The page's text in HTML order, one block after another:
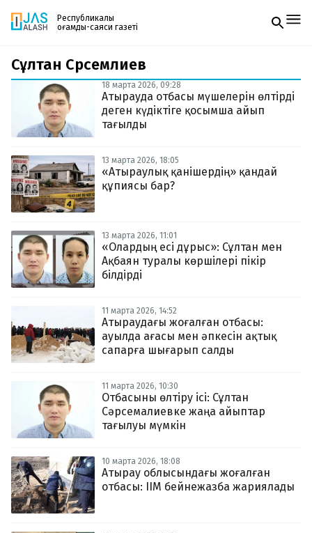
Республикалық
қоғамдық-саяси газеті
Жаңалықтар
Спорт
Руханият
Аймақ
Архив
Заң және тәртіп
Редакциямен байланыс
+7 708 604 51 06
Жарнама бөлімі
Пошта
zhasalash100@gmail.com
Газетке жазылу
PDF форматтағы газетті ай сайын электронды
поштаңызға алып отырыңыз. Жаңа нөмір
шыққан сәтте сізге бірден жіберіледі. Тек email
Сұлтан Сәрсемәлиев
18 марта 2026, 09:28
Атырауда отбасы мүшелерін өлтірді
деген күдіктіге қосымша айып
тағылды
13 марта 2026, 18:05
«Атыраулық қанішердің» қандай
құпиясы бар?
13 марта 2026, 11:01
«Олардың есі дұрыс»: Сұлтан мен
Ақбаян туралы көршілері пікір
білдірді
11 марта 2026, 14:52
Атыраудағы жоғалған отбасы:
ауылда ағасы мен әпкесін ақтық
сапарға шығарып салды
11 марта 2026, 10:30
Отбасыны өлтіру ісі: Сұлтан
Сәрсемалиевке жаңа айыптар
тағылуы мүмкін
10 марта 2026, 18:08
Атырау облысындағы жоғалған
отбасы: ІІМ бейнежазба жариялады